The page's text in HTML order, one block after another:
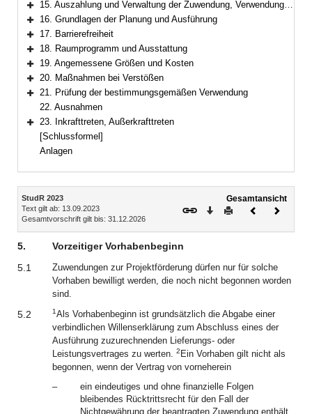
Bereich erweitern
15. Auszahlung und Verwaltung der Zuwendung, Verwendungsnachweis
Bereich erweitern
16. Grundlagen der Planung und Ausführung
Bereich erweitern
17. Barrierefreiheit
Bereich erweitern
18. Raumprogramm und Ausstattung
Bereich erweitern
19. Angemessene Größen und Kosten
Bereich erweitern
20. Maßnahmen bei Verstößen
Bereich erweitern
21. Prüfung der bestimmungsgemäßen Verwendung
22. Ausnahmen
Bereich erweitern
23. Inkrafttreten, Außerkrafttreten
[Schlussformel]
Anlagen
Inhalt
StudR 2023
Text gilt ab: 13.09.2023
Gesamtvorschrift gilt bis: 31.12.2026
Gesamtansicht
Download
DruckenVorheriges
5.
Vorzeitiger Vorhabenbeginn
5.1
Zuwendungen zur Projektförderung dürfen nur für solche
Vorhaben bewilligt werden, die noch nicht begonnen worden
sind.
5.2 1Als Vorhabenbeginn ist grundsätzlich die Abgabe einer
verbindlichen Willenserklärung zum Abschluss eines der
Ausführung zuzurechnenden Lieferungs- oder
Leistungsvertrages zu werten. 2 Ein Vorhaben gilt nicht als
begonnen, wenn der Vertrag von vorneherein
–
ein eindeutiges und ohne finanzielle Folgen
bleibendes Rücktrittsrecht für den Fall der
Nichtgewährung der beantragten Zuwendung enthält